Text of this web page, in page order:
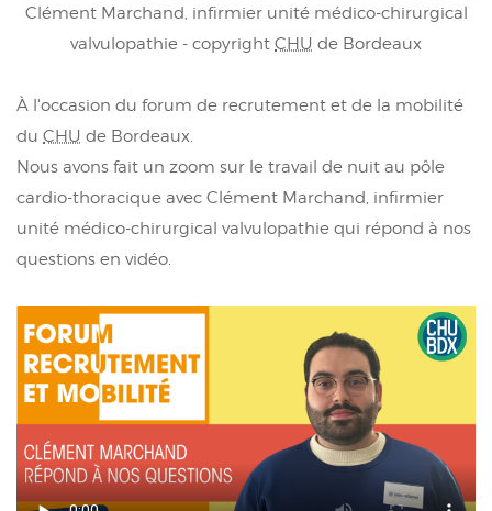
Clément Marchand, infirmier unité médico-chirurgical
valvulopathie - copyright CHU de Bordeaux
À l'occasion du forum de recrutement et de la mobilité
du CHU de Bordeaux.
Nous avons fait un zoom sur le travail de nuit au pôle
cardio-thoracique avec Clément Marchand, infirmier
unité médico-chirurgical valvulopathie qui répond à nos
questions en vidéo.